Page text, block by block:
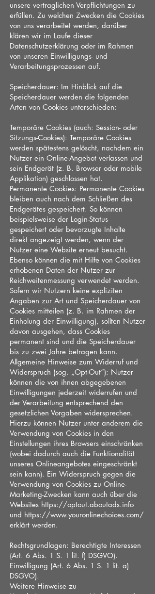
unsere vertraglichen Verpflichtungen zu
erfüllen. Zu welchen Zwecken die Cookies
von uns verarbeitet werden, darüber
klären wir im Laufe dieser
Datenschutzerklärung oder im Rahmen
von unseren Einwilligungs- und
Verarbeitungsprozessen auf.
Speicherdauer: Im Hinblick auf die
Speicherdauer werden die folgenden
Arten von Cookies unterschieden:
Temporäre Cookies (auch: Session- oder
Sitzungs-Cookies): Temporäre Cookies
werden spätestens gelöscht, nachdem ein
Nutzer ein Online-Angebot verlassen und
sein Endgerät (z. B. Browser oder mobile
Applikation) geschlossen hat.
Permanente Cookies: Permanente Cookies
bleiben auch nach dem Schließen des
Endgerätes gespeichert. So können
beispielsweise der Login-Status
gespeichert oder bevorzugte Inhalte
direkt angezeigt werden, wenn der
Nutzer eine Website erneut besucht.
Ebenso können die mit Hilfe von Cookies
erhobenen Daten der Nutzer zur
Reichweitenmessung verwendet werden.
Sofern wir Nutzern keine expliziten
Angaben zur Art und Speicherdauer von
Cookies mitteilen (z. B. im Rahmen der
Einholung der Einwilligung), sollten Nutzer
davon ausgehen, dass Cookies
permanent sind und die Speicherdauer
bis zu zwei Jahre betragen kann.
Allgemeine Hinweise zum Widerruf und
Widerspruch (sog. „Opt-Out“): Nutzer
können die von ihnen abgegebenen
Einwilligungen jederzeit widerrufen und
der Verarbeitung entsprechend den
gesetzlichen Vorgaben widersprechen.
Hierzu können Nutzer unter anderem die
Verwendung von Cookies in den
Einstellungen ihres Browsers einschränken
(wobei dadurch auch die Funktionalität
unseres Onlineangebotes eingeschränkt
sein kann). Ein Widerspruch gegen die
Verwendung von Cookies zu Online-
Marketing-Zwecken kann auch über die
Websites https://optout.aboutads.info
und https://www.youronlinechoices.com/
erklärt werden.
Rechtsgrundlagen: Berechtigte Interessen
(Art. 6 Abs. 1 S. 1 lit. f) DSGVO).
Einwilligung (Art. 6 Abs. 1 S. 1 lit. a)
DSGVO).
Weitere Hinweise zu